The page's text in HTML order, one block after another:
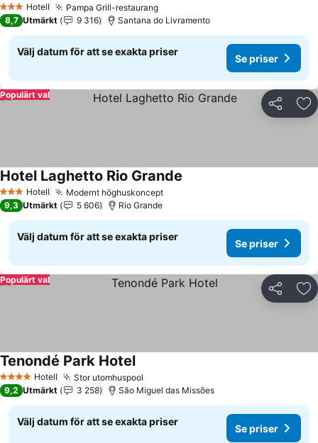
3 StjärnorHotell Pampa Grill-restaurang
8,7 Utmärkt 9 316 Santana do Livramento
Välj datum för att se exakta priser
Se priser
Dela
Populärt val
3 StjärnorHotell Modernt höghuskoncept
Hotel Laghetto Rio Grande
9,3 Utmärkt 5 606 Rio Grande
Välj datum för att se exakta priser
Se priser
Dela
Populärt val
4 StjärnorHotell Stor utomhuspool
Tenondé Park Hotel
9,2 Utmärkt 3 258 São Miguel das Missões
Välj datum för att se exakta priser
Se priser